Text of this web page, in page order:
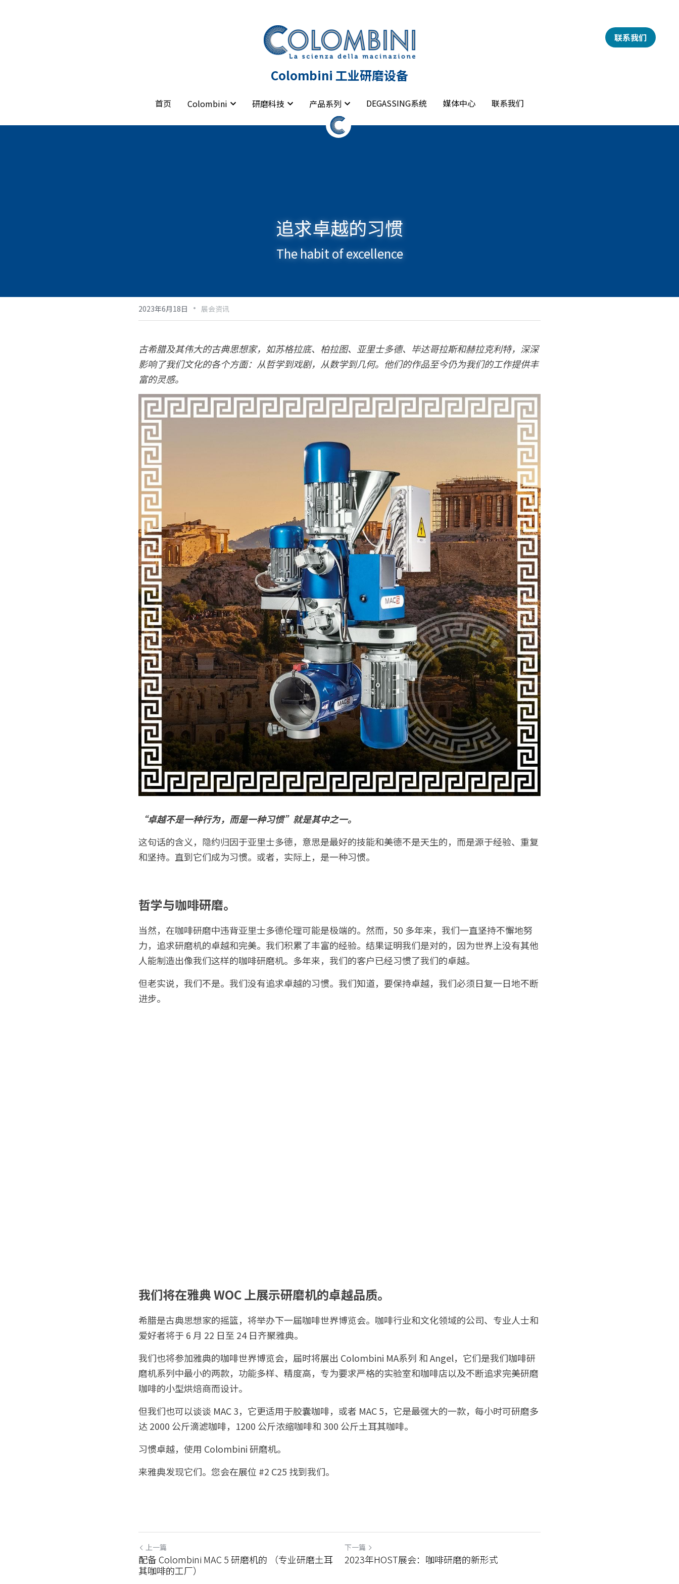
Colombini 工业研磨设备
首页 Colombini 研磨科技 产品系列 DEGASSING系统 媒体中心 联系我们
联系我们
Colombini 工业研磨设备
首页 Colombini 研磨科技 产品系列 DEGASSING系统 媒体中心 联系我们
联系我们
追求卓越的习惯
The habit of excellence
2023年6月18日 · 展会资讯
古希腊及其伟大的古典思想家，如苏格拉底、柏拉图、亚里士多德、毕达哥拉斯和赫拉克利特，深深
影响了我们文化的各个方面：从哲学到戏剧，从数学到几何。他们的作品至今仍为我们的工作提供丰
富的灵感。
“卓越不是一种行为，而是一种习惯”就是其中之一。
这句话的含义，隐约归因于亚里士多德，意思是最好的技能和美德不是天生的，而是源于经验、重复
和坚持。直到它们成为习惯。或者，实际上，是一种习惯。
哲学与咖啡研磨。
当然，在咖啡研磨中违背亚里士多德伦理可能是极端的。然而，50 多年来，我们一直坚持不懈地努
力，追求研磨机的卓越和完美。我们积累了丰富的经验。结果证明我们是对的，因为世界上没有其他
人能制造出像我们这样的咖啡研磨机。多年来，我们的客户已经习惯了我们的卓越。
但老实说，我们不是。我们没有追求卓越的习惯。我们知道，要保持卓越，我们必须日复一日地不断
进步。
我们将在雅典 WOC 上展示研磨机的卓越品质。
希腊是古典思想家的摇篮，将举办下一届咖啡世界博览会。咖啡行业和文化领域的公司、专业人士和
爱好者将于 6 月 22 日至 24 日齐聚雅典。
我们也将参加雅典的咖啡世界博览会，届时将展出 Colombini MA系列 和 Angel，它们是我们咖啡研
磨机系列中最小的两款，功能多样、精度高，专为要求严格的实验室和咖啡店以及不断追求完美研磨
咖啡的小型烘焙商而设计。
但我们也可以谈谈 MAC 3，它更适用于胶囊咖啡，或者 MAC 5，它是最强大的一款，每小时可研磨多
达 2000 公斤滴滤咖啡，1200 公斤浓缩咖啡和 300 公斤土耳其咖啡。
习惯卓越，使用 Colombini 研磨机。
来雅典发现它们。您会在展位 #2 C25 找到我们。
上一篇
配备 Colombini MAC 5 研磨机的 （专业研磨土耳
其咖啡的工厂）
下一篇
2023年HOST展会：咖啡研磨的新形式